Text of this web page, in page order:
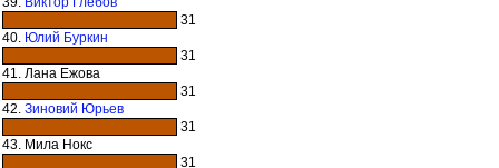
31
40. Юлий Буркин
31
41. Лана Ежова
31
42. Зиновий Юрьев
31
43. Мила Нокс
31